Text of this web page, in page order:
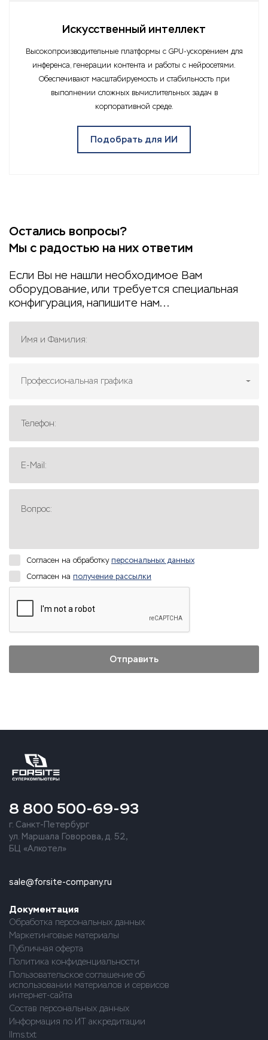
Искусственный интеллект
Высокопроизводительные платформы с GPU-ускорением для
инференса, генерации контента и работы с нейросетями.
Обеспечивают масштабируемость и стабильность при
выполнении сложных вычислительных задач в
корпоративной среде.
Подобрать для ИИ
Остались вопросы?
Мы с радостью на них ответим
Если Вы не нашли необходимое Вам
оборудование, или требуется специальная
конфигурация, напишите нам...
Имя и Фамилия:
Профессиональная графика
Телефон:
E-Mail:
Вопрос:
Согласен на обработкуперсональных данных
Согласен на получение рассылки
8 800 500-69-93
г. Санкт-Петербург
ул. Маршала Говорова, д. 52,
БЦ «Алкотел»
sale@forsite-company.ru
Документация
Обработка персональных данных
Маркетинговые материалы
Публичная оферта
Политика конфиденциальности
Пользовательское соглашение об
использовании материалов и сервисов
интернет-сайта
Состав персональных данных
Информация по ИТ аккредитации
llms.txt